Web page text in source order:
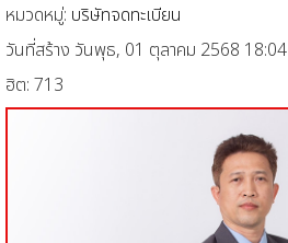
หมวดหมู่: บริษัทจดทะเบียน
วันที่สร้าง วันพุธ, 01 ตุลาคม 2568 18:04
ฮิต: 713